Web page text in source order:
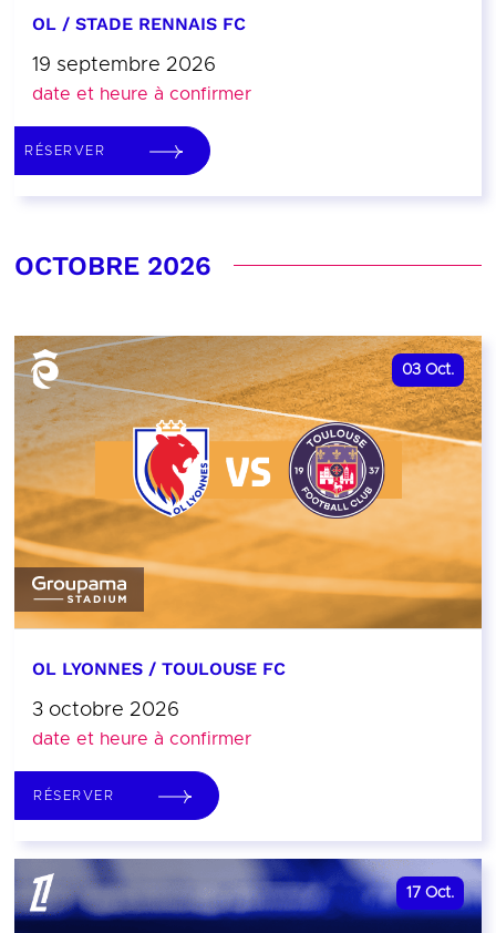
OL / STADE RENNAIS FC
19 septembre 2026
date et heure à confirmer
RÉSERVER
OCTOBRE 2026
03 Oct.
OL LYONNES / TOULOUSE FC
3 octobre 2026
date et heure à confirmer
RÉSERVER
17 Oct.